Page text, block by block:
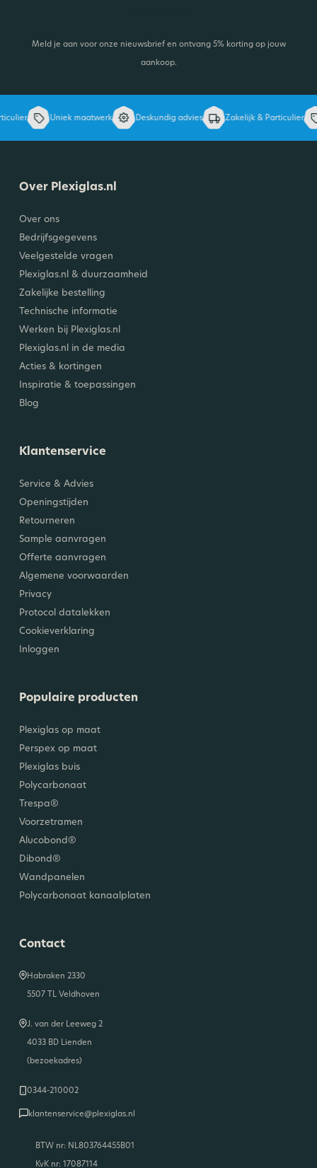
Meld je aan voor onze nieuwsbrief en ontvang 5% korting op jouw
aankoop.
Uniek maatwerk Deskundig advies Zakelijk & Particulier
Over Plexiglas.nl
Over ons
Bedrijfsgegevens
Veelgestelde vragen
Plexiglas.nl & duurzaamheid
Zakelijke bestelling
Technische informatie
Werken bij Plexiglas.nl
Plexiglas.nl in de media
Acties & kortingen
Inspiratie & toepassingen
Blog
Klantenservice
Service & Advies
Openingstijden
Retourneren
Sample aanvragen
Offerte aanvragen
Algemene voorwaarden
Privacy
Protocol datalekken
Cookieverklaring
Inloggen
Populaire producten
Plexiglas op maat
Perspex op maat
Plexiglas buis
Polycarbonaat
Trespa®
Voorzetramen
Alucobond®
Dibond®
Wandpanelen
Polycarbonaat kanaalplaten
Contact
Habraken 2330
5507 TL Veldhoven
J. van der Leeweg 2
4033 BD Lienden
(bezoekadres)
0344-210002
klantenservice@plexiglas.nl
BTW nr: NL803764455B01
KvK nr: 17087114